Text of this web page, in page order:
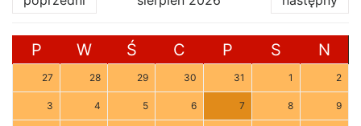
P W Ś C P S N
27 28 29 30 31 1 2
3 4 5 6 7 8 9